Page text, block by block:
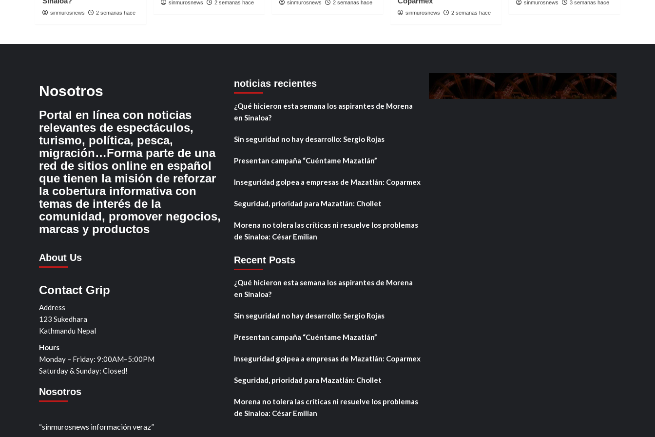
19
registra
Sinaloa
sinmurosnews 2 semanas hace
sinmurosnews 2 semanas hace sinmurosnews 2 semanas hace
sinmurosnews 2 semanas hace
sinmurosnews 3 semanas hace
Nosotros
Portal en línea con noticias
relevantes de espectáculos,
turismo, política, pesca,
migración…Forma parte de una
red de sitios online en español
que tienen la misión de reforzar
la cobertura informativa con
temas de interés de la
comunidad, promover negocios,
marcas y productos
About Us
Contact Grip
Address
123 Sukedhara
Kathmandu Nepal
Hours
Monday – Friday: 9:00AM–5:00PM
Saturday & Sunday: Closed!
Nosotros
“sinmurosnews información veraz”
noticias recientes
¿Qué hicieron esta semana los aspirantes de Morena
en Sinaloa?
Sin seguridad no hay desarrollo: Sergio Rojas
Presentan campaña “Cuéntame Mazatlán”
Inseguridad golpea a empresas de Mazatlán: Coparmex
Seguridad, prioridad para Mazatlán: Chollet
Morena no tolera las críticas ni resuelve los problemas
de Sinaloa: César Emilian
Recent Posts
¿Qué hicieron esta semana los aspirantes de Morena
en Sinaloa?
Sin seguridad no hay desarrollo: Sergio Rojas
Presentan campaña “Cuéntame Mazatlán”
Inseguridad golpea a empresas de Mazatlán: Coparmex
Seguridad, prioridad para Mazatlán: Chollet
Morena no tolera las críticas ni resuelve los problemas
de Sinaloa: César Emilian